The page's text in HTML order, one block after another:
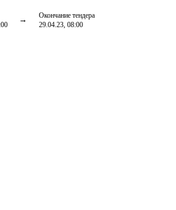
Окончание тендера
29.04.23, 08:00